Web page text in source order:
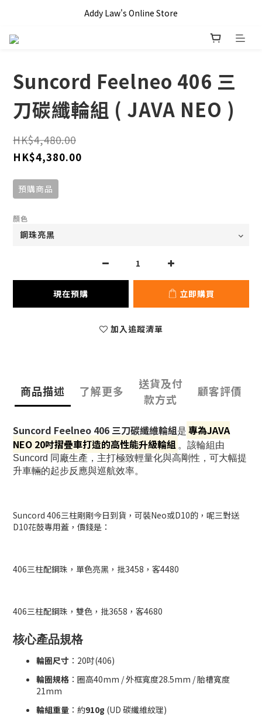
全單滿 HKD$1000 即享本地免運費優惠!!
Addy Law's Online Store
Suncord Feelneo 406 三
刀碳纖輪組 ( JAVA NEO )
HK$4,480.00
HK$4,380.00
預購商品
顏色
現在預購 立即購買
加入追蹤清單
商品描述 了解更多
送貨及付
款方式
顧客評價
Suncord Feelneo 406 三刀碳纖維輪組是 專為JAVA
NEO 20吋摺疊車打造的高性能升級輪組 。該輪組由
Suncord 同廠生產，主打極致輕量化與高剛性，可大幅提
升車輛的起步反應與巡航效率。
Suncord 406三柱剛剛今日到貨，可裝Neo或D10的，呢三對送
D10花鼓專用蓋，價錢是：
406三柱配鋼珠，單色亮黑，批3458，客4480
406三柱配鋼珠，雙色，批3658，客4680
核心產品規格
輪圈尺寸 ：20吋(406)
輪圈規格 ：圈高40mm / 外框寬度28.5mm / 胎槽寬度
21mm
輪組重量 ：約910g (UD 碳纖維紋理)